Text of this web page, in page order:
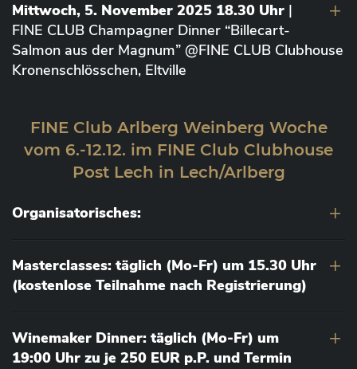
Mittwoch, 5. November 2025 18.30 Uhr |
FINE CLUB Champagner Dinner “Billecart-
Salmon aus der Magnum” @FINE CLUB Clubhouse
Kronenschlösschen, Eltville
FINE Club Arlberg Weinberg Woche
vom 6.-12.12. im FINE Club Clubhouse
Post Lech in Lech/Arlberg
Organisatorisches:
Masterclasses: täglich (Mo-Fr) um 15.30 Uhr
(kostenlose Teilnahme nach Registrierung)
Winemaker Dinner: täglich (Mo-Fr) um
19:00 Uhr zu je 250 EUR p.P. und Termin